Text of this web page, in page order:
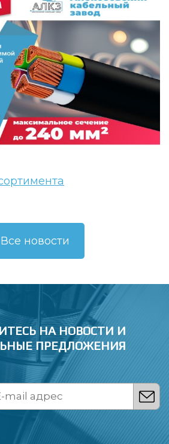
Все новости
НА НОВОСТИ И
ПРЕДЛОЖЕНИЯ